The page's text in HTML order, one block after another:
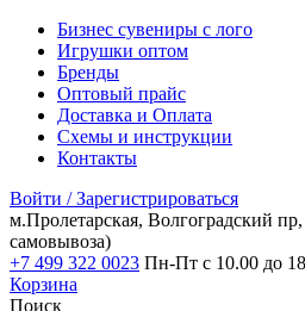
Бизнес сувениры с лого
Игрушки оптом
Бренды
Оптовый прайс
Доставка и Оплата
Схемы и инструкции
Контакты
Войти / Зарегистрироваться
м.Пролетарская, Волгоградский пр,
самовывоза)
+7 499 322 0023 Пн-Пт с 10.00 до
Корзина
Поиск